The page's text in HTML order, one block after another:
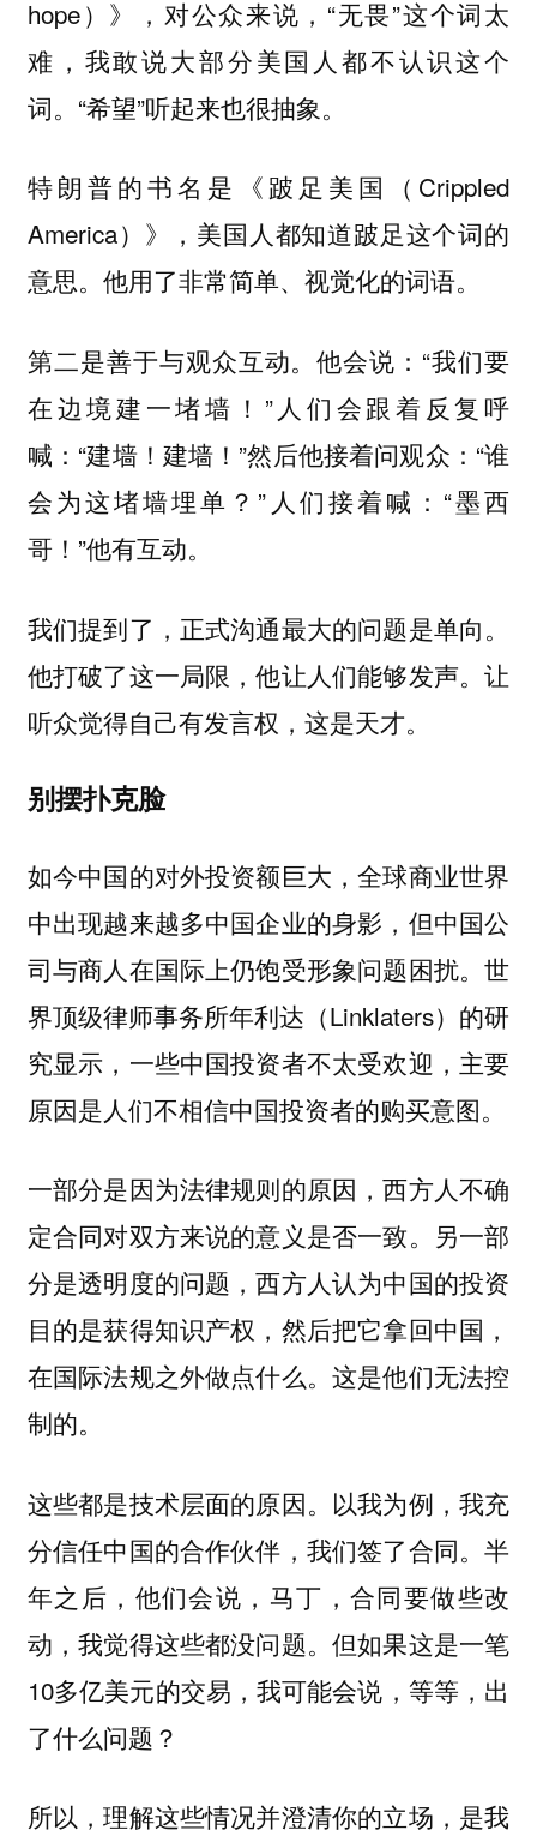
hope）》，对公众来说，“无畏”这个词太
难，我敢说大部分美国人都不认识这个
词。“希望”听起来也很抽象。
特朗普的书名是《跛足美国（Crippled
America）》，美国人都知道跛足这个词的
意思。他用了非常简单、视觉化的词语。
第二是善于与观众互动。他会说：“我们要
在边境建一堵墙！”人们会跟着反复呼
喊：“建墙！建墙！”然后他接着问观众：“谁
会为这堵墙埋单？”人们接着喊：“墨西
哥！”他有互动。
我们提到了，正式沟通最大的问题是单向。
他打破了这一局限，他让人们能够发声。让
听众觉得自己有发言权，这是天才。
别摆扑克脸
如今中国的对外投资额巨大，全球商业世界
中出现越来越多中国企业的身影，但中国公
司与商人在国际上仍饱受形象问题困扰。世
界顶级律师事务所年利达（Linklaters）的研
究显示，一些中国投资者不太受欢迎，主要
原因是人们不相信中国投资者的购买意图。
一部分是因为法律规则的原因，西方人不确
定合同对双方来说的意义是否一致。另一部
分是透明度的问题，西方人认为中国的投资
目的是获得知识产权，然后把它拿回中国，
在国际法规之外做点什么。这是他们无法控
制的。
这些都是技术层面的原因。以我为例，我充
分信任中国的合作伙伴，我们签了合同。半
年之后，他们会说，马丁，合同要做些改
动，我觉得这些都没问题。但如果这是一笔
10多亿美元的交易，我可能会说，等等，出
了什么问题？
所以，理解这些情况并澄清你的立场，是我